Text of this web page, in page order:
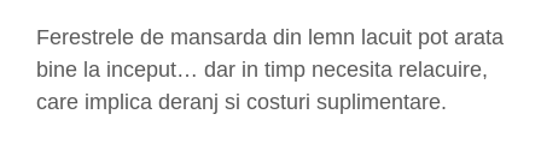
Ferestrele de mansarda din lemn lacuit pot arata
bine la inceput… dar in timp necesita relacuire,
care implica deranj si costuri suplimentare.